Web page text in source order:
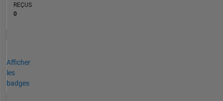
REÇUS
0
Afficher
les
badges